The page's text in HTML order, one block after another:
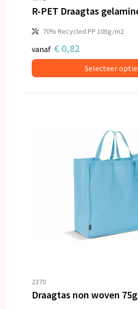
70% Recycled PP 105g/m2
vanaf € 0,82
Selecteer
2370
Draagtas non woven